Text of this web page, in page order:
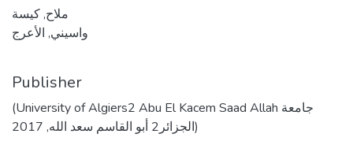
ملاح, كيسة
واسيني, الأعرج
Publisher
(University of Algiers2 Abu El Kacem Saad Allah جامعة
الجزائر2 أبو القاسم سعد الله, 2017)